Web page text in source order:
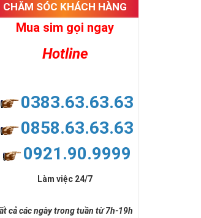
CHĂM SÓC KHÁCH HÀNG
Mua sim gọi ngay
Hotline
0383.63.63.63
0858.63.63.63
0921.90.9999
Làm việc 24/7
cả các ngày trong tuần từ 7h-19h